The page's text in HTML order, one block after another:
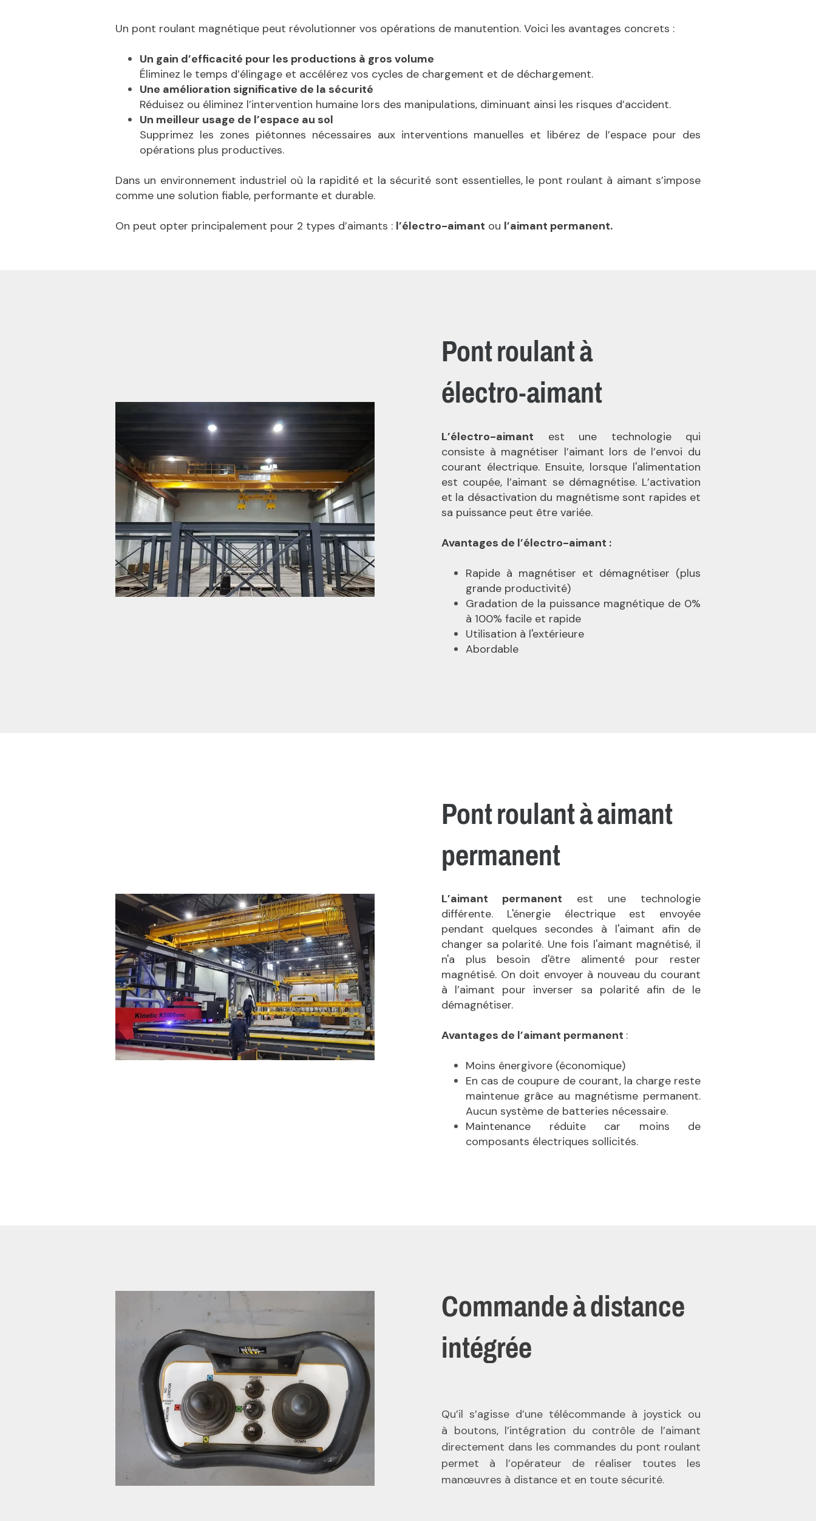
Un pont roulant magnétique peut révolutionner vos opérations de manutention. Voici les avantages concrets :
Un gain d’efficacité pour les productions à gros volume
Éliminez le temps d’élingage et accélérez vos cycles de chargement et de déchargement.
Une amélioration significative de la sécurité
Réduisez ou éliminez l’intervention humaine lors des manipulations, diminuant ainsi les risques d’accident.
Un meilleur usage de l’espace au sol
Supprimez les zones piétonnes nécessaires aux interventions manuelles et libérez de l’espace pour des
opérations plus productives.
Dans un environnement industriel où la rapidité et la sécurité sont essentielles, le pont roulant à aimant s’impose
comme une solution fiable, performante et durable.
On peut opter principalement pour 2 types d’aimants : l’électro-aimant ou l’aimant permanent.
Pont roulant à
électro-aimant
L’électro-aimant est une technologie qui
consiste à magnétiser l’aimant lors de l’envoi du
courant électrique. Ensuite, lorsque l'alimentation
est coupée, l’aimant se démagnétise. L’activation
et la désactivation du magnétisme sont rapides et
sa puissance peut être variée.
Avantages de l’électro-aimant :
Rapide à magnétiser et démagnétiser (plus
grande productivité)
Gradation de la puissance magnétique de 0%
à 100% facile et rapide
Utilisation à l'extérieure
Abordable
Pont roulant à aimant
permanent
L’aimant permanent est une technologie
différente. L'énergie électrique est envoyée
pendant quelques secondes à l'aimant afin de
changer sa polarité. Une fois l'aimant magnétisé, il
n'a plus besoin d'être alimenté pour rester
magnétisé. On doit envoyer à nouveau du courant
à l’aimant pour inverser sa polarité afin de le
démagnétiser.
Avantages de l’aimant permanent :
Moins énergivore (économique)
En cas de coupure de courant, la charge reste
maintenue grâce au magnétisme permanent.
Aucun système de batteries nécessaire.
Maintenance réduite car moins de
composants électriques sollicités.
Commande à distance
intégrée
Qu’il s’agisse d’une télécommande à joystick ou
à boutons, l’intégration du contrôle de l’aimant
directement dans les commandes du pont roulant
permet à l’opérateur de réaliser toutes les
manœuvres à distance et en toute sécurité.